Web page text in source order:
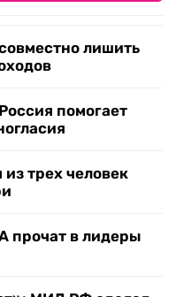
лишить
помогает
трех человек
прочат в лидеры